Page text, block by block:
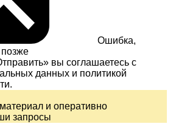
Ошибка,
позже
вы соглашаетесь с
данных и политикой
и оперативно
запросы